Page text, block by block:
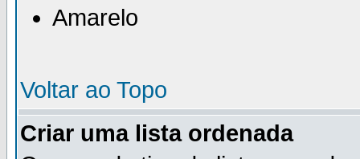
Amarelo
Voltar ao Topo
Criar uma lista ordenada